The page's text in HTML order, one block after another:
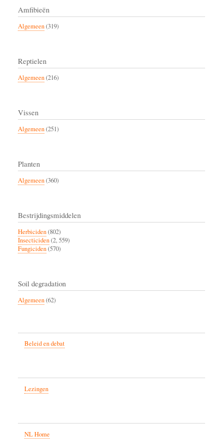
Amfibieën
Algemeen(319)
Reptielen
Algemeen(216)
Vissen
Algemeen(251)
Planten
Algemeen(360)
Bestrijdingsmiddelen
Herbiciden(802)
Insecticiden(2, 559)
Fungiciden(570)
Soil degradation
Algemeen(62)
Beleid en debat
Lezingen
NL Home